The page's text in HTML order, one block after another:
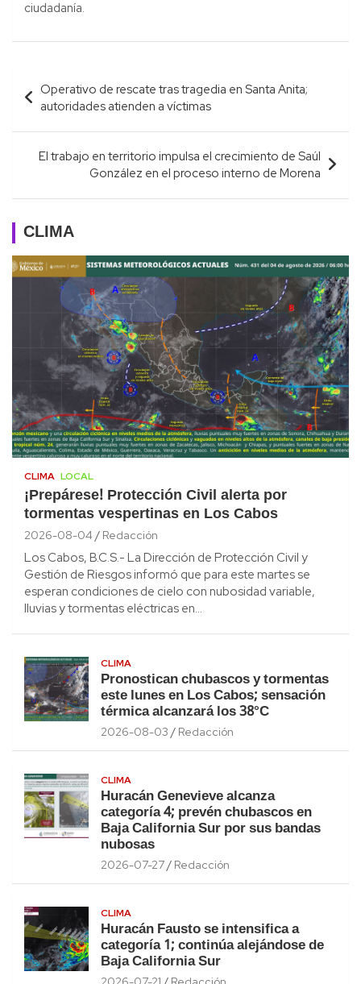
ciudadanía.
Navegación
de
entradas
Operativo de rescate tras tragedia en Santa Anita;
autoridades atienden a víctimas
El trabajo en territorio impulsa el crecimiento de Saúl
González en el proceso interno de Morena
CLIMA
CLIMA LOCAL
¡Prepárese! Protección Civil alerta por
tormentas vespertinas en Los Cabos
2026-08-04 Redacción
Los Cabos, B.C.S.- La Dirección de Protección Civil y
Gestión de Riesgos informó que para este martes se
esperan condiciones de cielo con nubosidad variable,
lluvias y tormentas eléctricas en…
CLIMA
Pronostican chubascos y tormentas
este lunes en Los Cabos; sensación
térmica alcanzará los 38°C
2026-08-03 Redacción
CLIMA
Huracán Genevieve alcanza
categoría 4; prevén chubascos en
Baja California Sur por sus bandas
nubosas
2026-07-27 Redacción
CLIMA
Huracán Fausto se intensifica a
categoría 1; continúa alejándose de
Baja California Sur